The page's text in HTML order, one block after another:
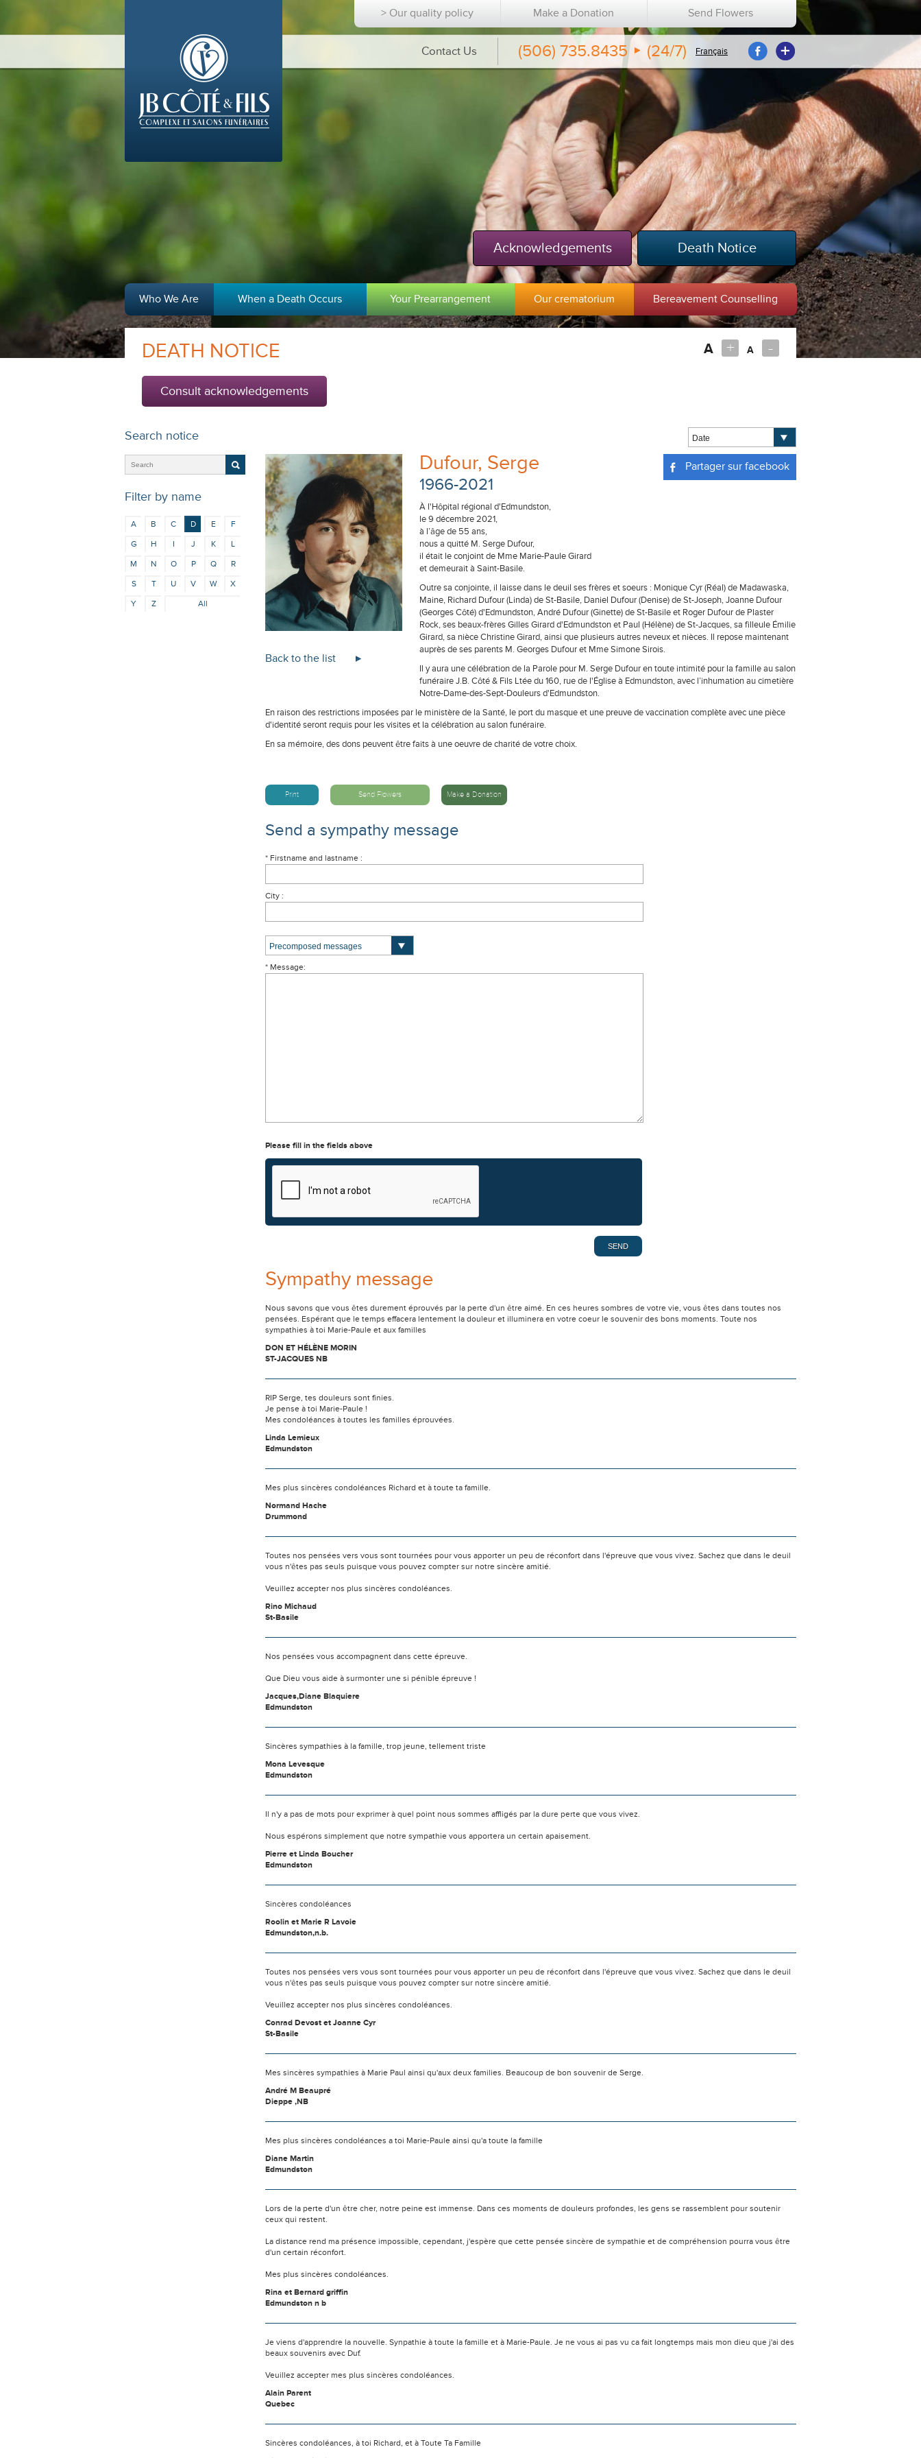
> Our quality policy Make a Donation Send Flowers
Contact Us (506) 735.8435 (24/7) Français
Death Notice
Acknowledgements
Who We Are When a Death Occurs Your Prearrangement Our crematorium Bereavement Counselling
A + A -
DEATH NOTICE
Consult acknowledgements
Search notice
Filter by name
A B C D E
F
G
H I J K
L
M
N O P Q
R
S
T U V W
X
Y
Z All
Back to the list
Partager sur facebook
Dufour, Serge
1966-2021
À l'Hôpital régional d'Edmundston,
le 9 décembre 2021,
à l’âge de 55 ans,
nous a quitté M. Serge Dufour,
il était le conjoint de Mme Marie-Paule Girard
et demeurait à Saint-Basile.
Outre sa conjointe, il laisse dans le deuil ses frères et soeurs : Monique Cyr (Réal) de Madawaska,
Maine, Richard Dufour (Linda) de St-Basile, Daniel Dufour (Denise) de St-Joseph, Joanne Dufour
(Georges Côté) d'Edmundston, André Dufour (Ginette) de St-Basile et Roger Dufour de Plaster
Rock, ses beaux-frères Gilles Girard d'Edmundston et Paul (Hélène) de St-Jacques, sa filleule Émilie
Girard, sa nièce Christine Girard, ainsi que plusieurs autres neveux et nièces. Il repose maintenant
auprès de ses parents M. Georges Dufour et Mme Simone Sirois.
Il y aura une célébration de la Parole pour M. Serge Dufour en toute intimité pour la famille au salon
funéraire J.B. Côté & Fils Ltée du 160, rue de l'Église à Edmundston, avec l’inhumation au cimetière
Notre-Dame-des-Sept-Douleurs d'Edmundston.
En raison des restrictions imposées par le ministère de la Santé, le port du masque et une preuve de vaccination complète avec une pièce
d'identité seront requis pour les visites et la célébration au salon funéraire.
En sa mémoire, des dons peuvent être faits à une oeuvre de charité de votre choix.
Print Send Flowers Make a Donation
Send a sympathy message
* Firstname and lastname :
City :
* Message:
Please fill in the fields above
Sympathy message
Nous savons que vous êtes durement éprouvés par la perte d'un être aimé. En ces heures sombres de votre vie, vous êtes dans toutes nos
pensées. Espérant que le temps effacera lentement la douleur et illuminera en votre coeur le souvenir des bons moments. Toute nos
sympathies à toi Marie-Paule et aux familles
DON ET HÉLÈNE MORIN
ST-JACQUES NB
RIP Serge, tes douleurs sont finies.
Je pense à toi Marie-Paule !
Mes condoléances à toutes les familles éprouvées.
Linda Lemieux
Edmundston
Mes plus sincères condoléances Richard et à toute ta famille.
Normand Hache
Drummond
Toutes nos pensées vers vous sont tournées pour vous apporter un peu de réconfort dans l'épreuve que vous vivez. Sachez que dans le deuil
vous n'êtes pas seuls puisque vous pouvez compter sur notre sincère amitié.
Veuillez accepter nos plus sincères condoléances.
Rino Michaud
St-Basile
Nos pensées vous accompagnent dans cette épreuve.
Que Dieu vous aide à surmonter une si pénible épreuve !
Jacques,Diane Blaquiere
Edmundston
Sincères sympathies à la famille, trop jeune, tellement triste
Mona Levesque
Edmundston
Il n'y a pas de mots pour exprimer à quel point nous sommes affligés par la dure perte que vous vivez.
Nous espérons simplement que notre sympathie vous apportera un certain apaisement.
Pierre et Linda Boucher
Edmundston
Sincères condoléances
Roolin et Marie R Lavoie
Edmundston,n.b.
Toutes nos pensées vers vous sont tournées pour vous apporter un peu de réconfort dans l'épreuve que vous vivez. Sachez que dans le deuil
vous n'êtes pas seuls puisque vous pouvez compter sur notre sincère amitié.
Veuillez accepter nos plus sincères condoléances.
Conrad Devost et Joanne Cyr
St-Basile
Mes sincères sympathies à Marie Paul ainsi qu'aux deux families. Beaucoup de bon souvenir de Serge.
André M Beaupré
Dieppe ,NB
Mes plus sincères condoléances a toi Marie-Paule ainsi qu'a toute la famille
Diane Martin
Edmundston
Lors de la perte d'un être cher, notre peine est immense. Dans ces moments de douleurs profondes, les gens se rassemblent pour soutenir
ceux qui restent.
La distance rend ma présence impossible, cependant, j'espère que cette pensée sincère de sympathie et de compréhension pourra vous être
d'un certain réconfort.
Mes plus sincères condoléances.
Rina et Bernard griffin
Edmundston n b
Je viens d'apprendre la nouvelle. Synpathie à toute la famille et à Marie-Paule. Je ne vous ai pas vu ca fait longtemps mais mon dieu que j'ai des
beaux souvenirs avec Duf.
Veuillez accepter mes plus sincères condoléances.
Alain Parent
Quebec
Sincères condoléances, à toi Richard, et à Toute Ta Famille